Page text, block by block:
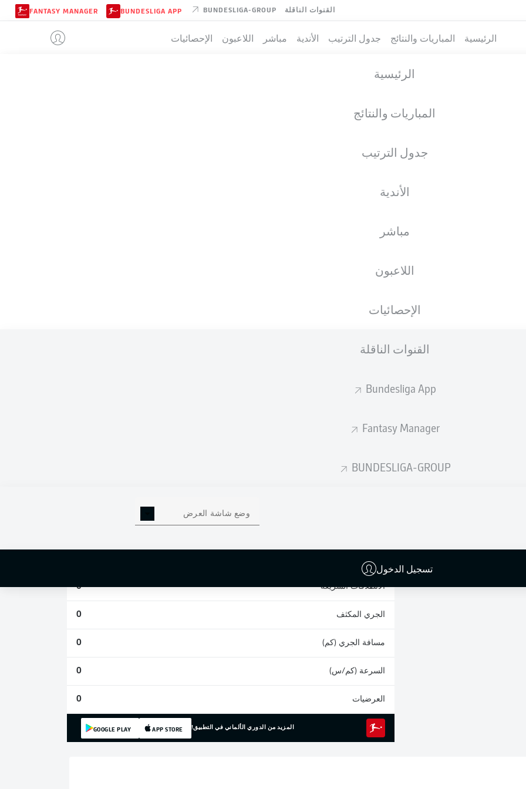
القنوات الناقلة BUNDESLIGA-GROUP
BUNDESLIGA APP
FANTASY MANAGER
الرئيسية المباريات والنتائج جدول الترتيب الأندية مباشر اللاعبون الإحصائيات
الرئيسية
المباريات والنتائج
جدول الترتيب
الأندية
مباشر
اللاعبون
الإحصائيات
القنوات الناقلة
Bundesliga App
Fantasy Manager
BUNDESLIGA-GROUP
وضع شاشة العرض
تسجيل الدخول
07.02.1999
إحصائيات موسم 2025/2026
الانطلاقات السريعة 0
الجري المكثف 0
مسافة الجري (كم) 0
السرعة (كم/س) 0
العرضيات 0
المزيد من الدوري الألماني في التطبيق! APP STORE
GOOGLE PLAY